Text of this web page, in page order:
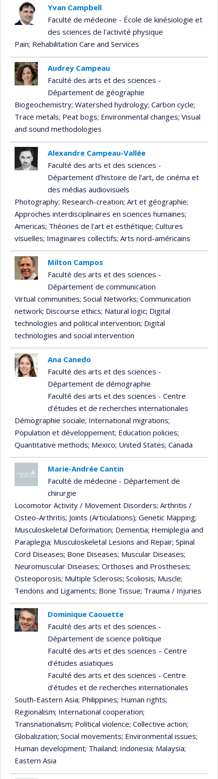
Yvan Campbell
Faculté de médecine - École de kinésiologie et
des sciences de l'activité physique
Pain; Rehabilitation Care and Services
Audrey Campeau
Faculté des arts et des sciences -
Département de géographie
Biogeochemistry; Watershed hydrology; Carbon cycle;
Trace metals; Peat bogs; Environmental changes; Visual
and sound methodologies
Alexandre Campeau-Vallée
Faculté des arts et des sciences -
Département d’histoire de l’art, de cinéma et
des médias audiovisuels
Photography; Research-creation; Art et géographie;
Approches interdisciplinaires en sciences humaines;
Americas; Théories de l'art et esthétique; Cultures
visuelles; Imaginaires collectifs; Arts nord-américains
Milton Campos
Faculté des arts et des sciences -
Département de communication
Virtual communities; Social Networks; Communication
network; Discourse ethics; Natural logic; Digital
technologies and political intervention; Digital
technologies and social intervention
Ana Canedo
Faculté des arts et des sciences -
Département de démographie
Faculté des arts et des sciences - Centre
d'études et de recherches internationales
Démographie sociale; International migrations;
Population et développement; Education policies;
Quantitative methods; Mexico; United States; Canada
Marie-Andrée Cantin
Faculté de médecine - Département de
chirurgie
Locomotor Activity / Movement Disorders; Arthritis /
Osteo-Arthritis; Joints (Articulations); Genetic Mapping;
Musculoskeletal Deformation; Dementia; Hemiplegia and
Paraplegia; Musculoskeletal Lesions and Repair; Spinal
Cord Diseases; Bone Diseases; Muscular Diseases;
Neuromuscular Diseases; Orthoses and Prostheses;
Osteoporosis; Multiple Sclerosis; Scoliosis; Muscle;
Tendons and Ligaments; Bone Tissue; Trauma / Injuries
Dominique Caouette
Faculté des arts et des sciences -
Département de science politique
Faculté des arts et des sciences – Centre
d'études asiatiques
Faculté des arts et des sciences - Centre
d'études et de recherches internationales
South-Eastern Asia; Philippines; Human rights;
Regionalism; International cooperation;
Transnationalism; Political violence; Collective action;
Globalization; Social movements; Environmental issues;
Human development; Thailand; Indonesia; Malaysia;
Eastern Asia